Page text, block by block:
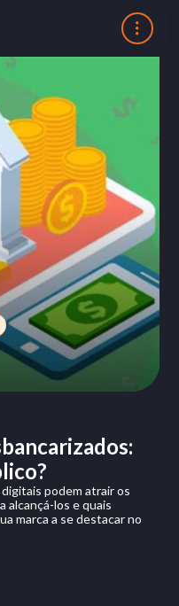
podem atrair os
alcançá-los e quais
marca a se destacar no